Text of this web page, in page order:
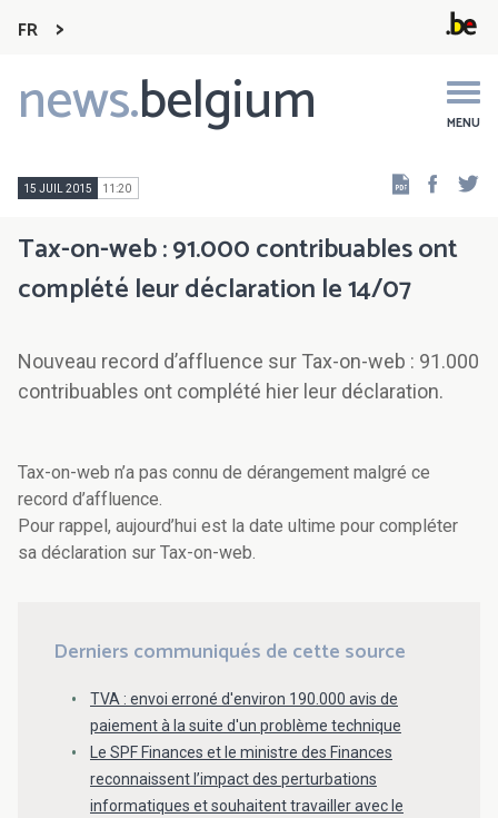
FR
news.belgium MENU
Main
navigation
15 JUIL 2015 11:20
Tax-on-web : 91.000 contribuables ont
complété leur déclaration le 14/07
Nouveau record d’affluence sur Tax-on-web : 91.000
contribuables ont complété hier leur déclaration.
Tax-on-web n’a pas connu de dérangement malgré ce
record d’affluence.
Pour rappel, aujourd’hui est la date ultime pour compléter
sa déclaration sur Tax-on-web.
Derniers communiqués de cette source
TVA : envoi erroné d'environ 190.000 avis de
paiement à la suite d'un problème technique
Le SPF Finances et le ministre des Finances
reconnaissent l’impact des perturbations
informatiques et souhaitent travailler avec le